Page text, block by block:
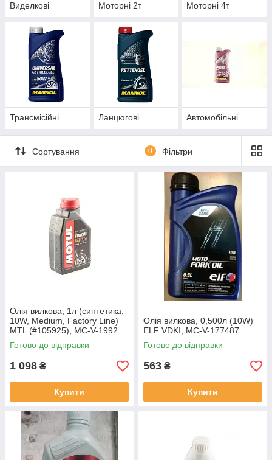
Виделкові Моторні 2т Моторні 4т
Трансмісійні Ланцюгові Автомобільні
Сортування 0 Фільтри
Олія вилкова, 1л (синтетика,
10W, Medium, Factory Line)
MTL (#105925), MC-V-1992
Готово до відправки
1 098 ₴
Купити
Олія вилкова, 0,500л (10W)
ELF VDKI, MC-V-177487
Готово до відправки
563 ₴
Купити